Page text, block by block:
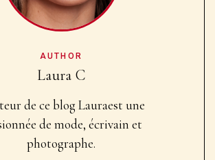
AUTHOR
Laura C
de ce blog Lauraest une
de mode, écrivain et
photographe.